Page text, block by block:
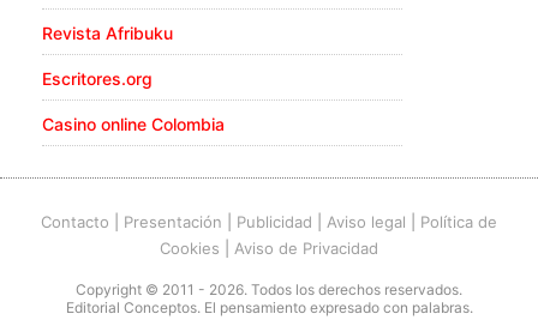
Revista Afribuku
Escritores.org
Casino online Colombia
Contacto Presentación Publicidad Aviso legal
Política de
Cookies
Aviso de Privacidad
Copyright © 2011 - 2026. Todos los derechos reservados.
Editorial Conceptos. El pensamiento expresado con palabras.